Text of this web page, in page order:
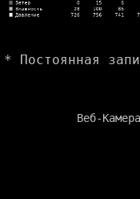
* Постоянная
Веб-